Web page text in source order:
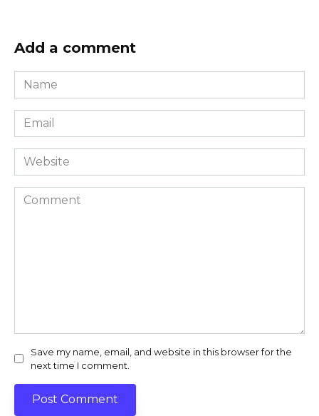
Add a comment
Name
*
Email
*
Website
Comment
Save my name, email, and website in this browser for the
next time I comment.